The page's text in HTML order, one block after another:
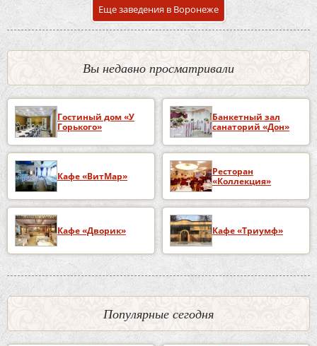
Еще заведения в Воронеже
Вы недавно просматривали
Гостиный дом «У
Горького»
Банкетный зал
санаторий «Дон»
Кафе «ВитМар»
Ресторан
«Коллекция»
Кафе «Дворик» Кафе «Триумф»
Популярные сегодня